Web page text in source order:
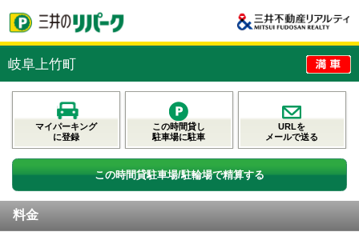
岐阜上竹町
マイパーキング
に登録
この時間貸し
駐車場に駐車
URLを
メールで送る
この時間貸駐車場/駐輪場で精算する
料金